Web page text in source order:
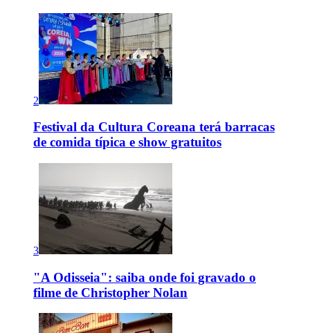
2
Festival da Cultura Coreana terá barracas
de comida típica e show gratuitos
3
"A Odisseia": saiba onde foi gravado o
filme de Christopher Nolan